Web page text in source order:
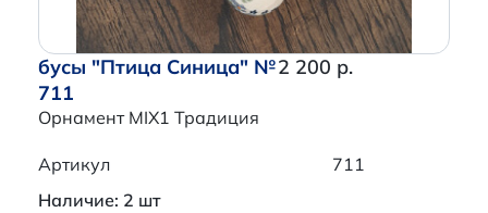
бусы "Птица Синица" №
711
Орнамент MIX1 Традиция
2 200 р.
Артикул
711
Наличие: 2 шт